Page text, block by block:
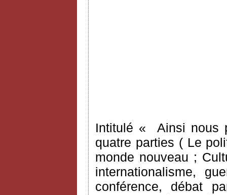
Intitulé « Ainsi nous
quatre parties ( Le
monde nouveau ;
internationalisme,
conférence, débat